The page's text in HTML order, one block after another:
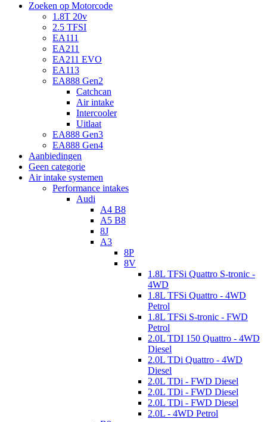
Zoeken op Motorcode
1.8T 20v
2.5 TFSI
EA111
EA211
EA211 EVO
EA113
EA888 Gen2
Catchcan
Air intake
Intercooler
Uitlaat
EA888 Gen3
EA888 Gen4
Aanbiedingen
Geen categorie
Air intake systemen
Performance intakes
Audi
A4 B8
A5 B8
8J
A3
8P
8V
1.8L TFSi Quattro S-tronic -
4WD
1.8L TFSi Quattro - 4WD
Petrol
1.8L TFSi S-tronic - FWD
Petrol
2.0L TDI 150 Quattro - 4WD
Diesel
2.0L TDi Quattro - 4WD
Diesel
2.0L TDi - FWD Diesel
2.0L TDi - FWD Diesel
2.0L TDi - FWD Diesel
2.0L - 4WD Petrol